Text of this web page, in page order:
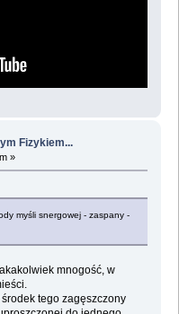
Fizykiem...
»
myśli snergowej - zaspany -
mnogość, w
tego zagęszczony